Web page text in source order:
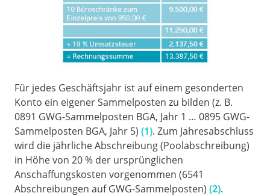
Für jedes Geschäftsjahr ist auf einem gesonderten
Konto ein eigener Sammelposten zu bilden (z. B.
0891 GWG-Sammelposten BGA, Jahr 1 … 0895 GWG-
Sammelposten BGA, Jahr 5) (1). Zum Jahresabschluss
wird die jährliche Abschreibung (Poolabschreibung)
in Höhe von 20 % der ursprünglichen
Anschaffungskosten vorgenommen (6541
Abschreibungen auf GWG-Sammelposten) (2).